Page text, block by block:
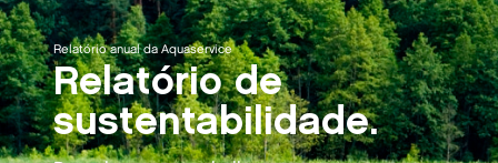
Relatório anual da Aquaservice
Relatório de
sustentabilidade.